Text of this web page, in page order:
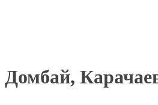
Домбай,